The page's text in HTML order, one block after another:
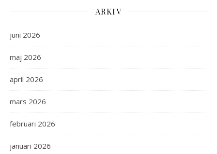
ARKIV
juni 2026
maj 2026
april 2026
mars 2026
februari 2026
januari 2026